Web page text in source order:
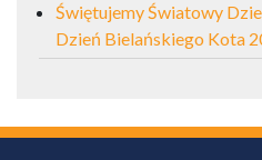
Świętujemy Światowy
Dzień Bielańskiego Kota